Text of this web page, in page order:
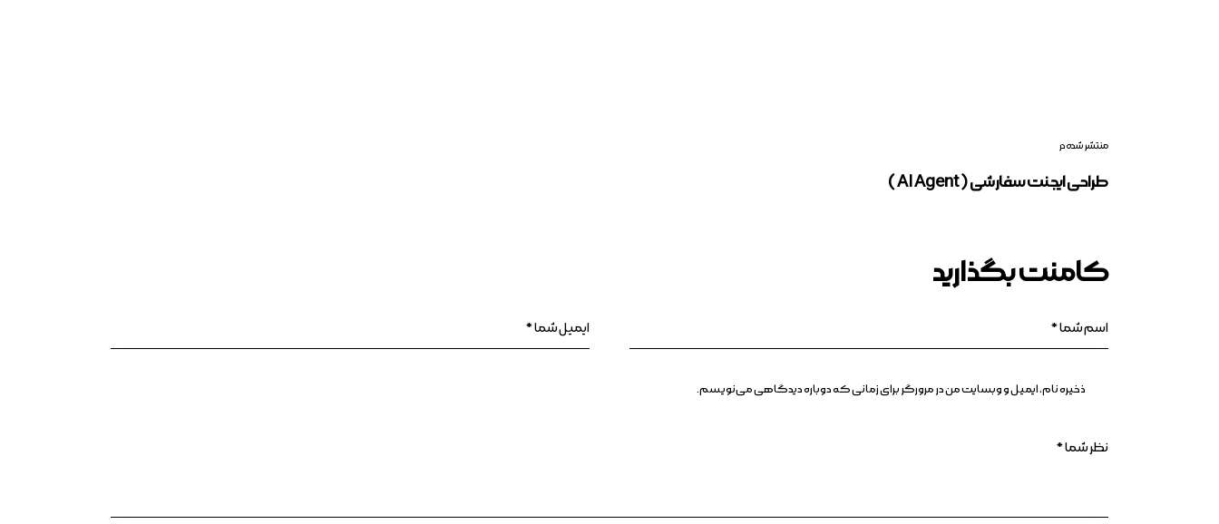
منتشر شده در
طراحی ایجنت سفارشی ( AI Agent )
کامنت بگذارید
ذخیره نام، ایمیل و وبسایت من در مرورگر برای زمانی که دوباره دیدگاهی می‌نویسم.